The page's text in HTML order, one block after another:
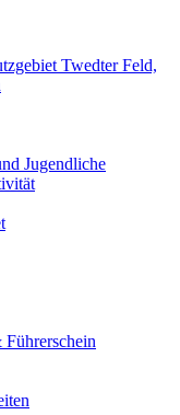
Twedter Feld,
Jugendliche